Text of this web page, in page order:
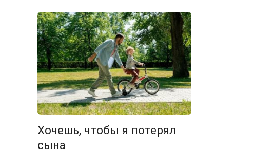
Хочешь, чтобы я потерял
сына